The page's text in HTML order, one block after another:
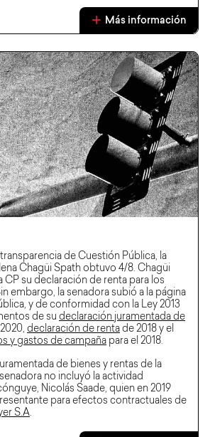
Más información
de Cuestión Pública, la
Chagüi Spath obtuvo 4/8. Chagüi
CP su declaración de renta para los
embargo, la senadora subió a la página
y de conformidad con la Ley 2013
de su declaración juramentada de
declaración de renta de 2018 y el
y gastos de campaña para el 2018.
de bienes y rentas de la
no incluyó la actividad
Nicolás Saade, quien en 2019
para efectos contractuales de
S.A.